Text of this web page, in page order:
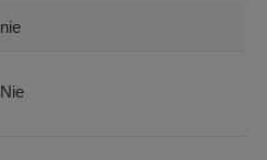
nie
Nie